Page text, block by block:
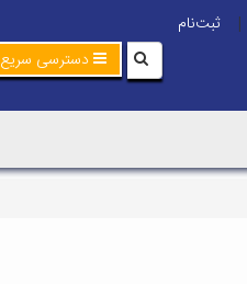
|
ثبت‌نام
دسترسی سریع